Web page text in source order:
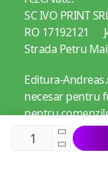
SC IVO PRINT
RO 17192121
Strada Petru
Editura-
necesar pentru
pentru